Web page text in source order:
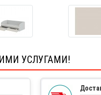
УСЛУГАМИ!